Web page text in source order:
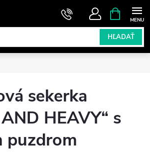
HĽADAŤ
KOŠÍK
sekerka
HEAVY“ s
puzdrom